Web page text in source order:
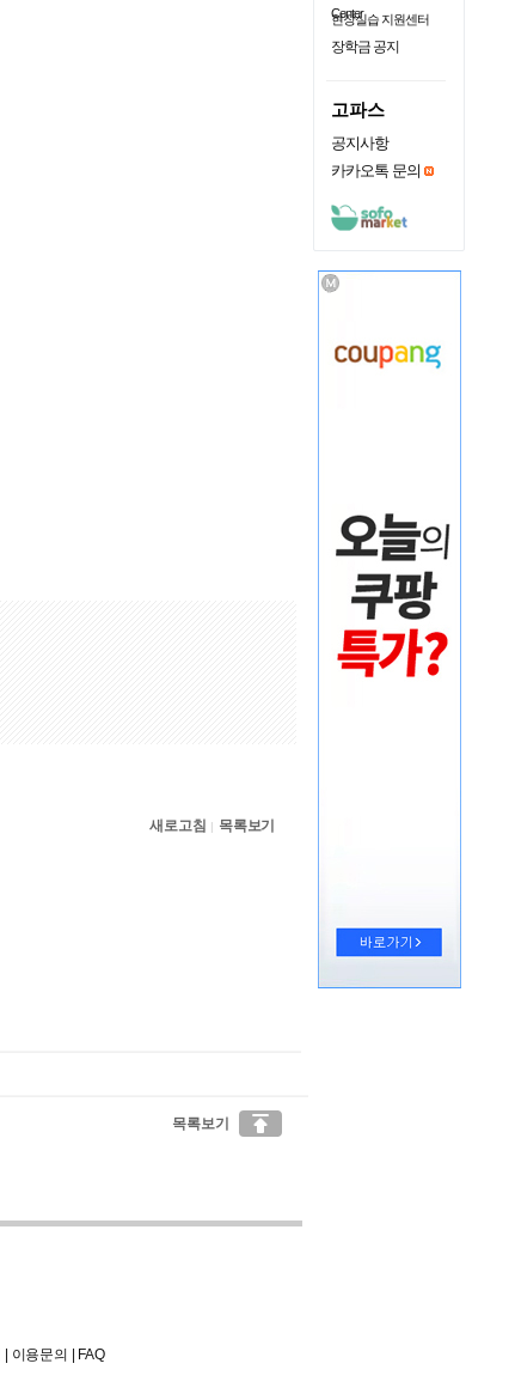
새로고침 | 목록보기
목록보기 
Center
현장실습 지원센터
장학금 공지
고파스
공지사항
카카오톡 문의
이용문의 FAQ